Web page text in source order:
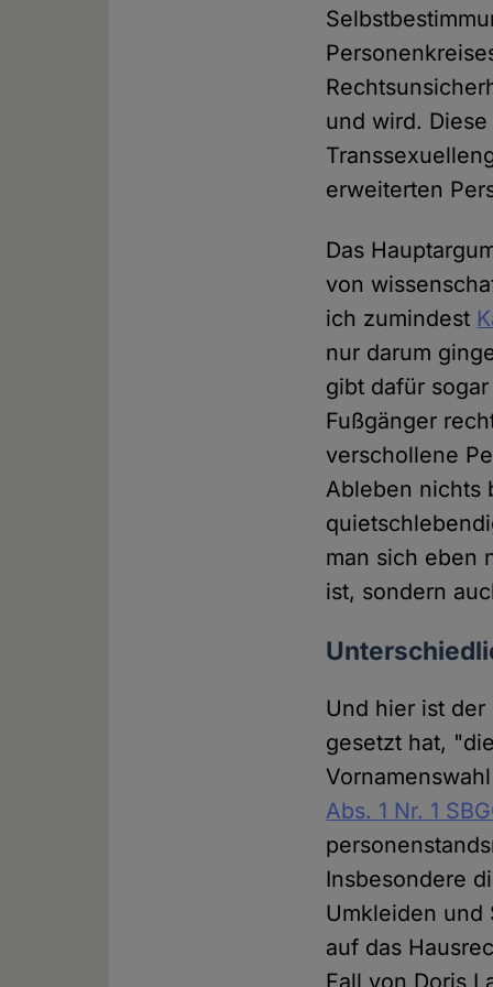
und wird.
erweiterten
Das
von
ich zumindest
nur darum
gibt dafür
Fußgänger
verschollene
Ableben nichts
man sich eben
ist, sondern
Und hier ist der
gesetzt hat,
Abs. 1 Nr. 1
Insbesondere
Umkleiden und
auf das
Fall von Doris